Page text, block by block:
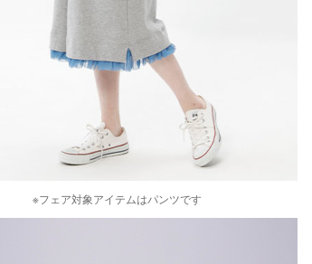
※フェア対象アイテムはパンツです